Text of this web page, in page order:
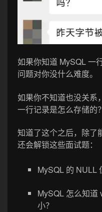
如果你知道 MySQL 一
问题对你没什么难度。
如果你不知道也没关系
一行记录是怎么存储的？
知道了这个之后，除了
还会解锁这些面试题：
MySQL 的 NULL
MySQL 怎么知道
小？